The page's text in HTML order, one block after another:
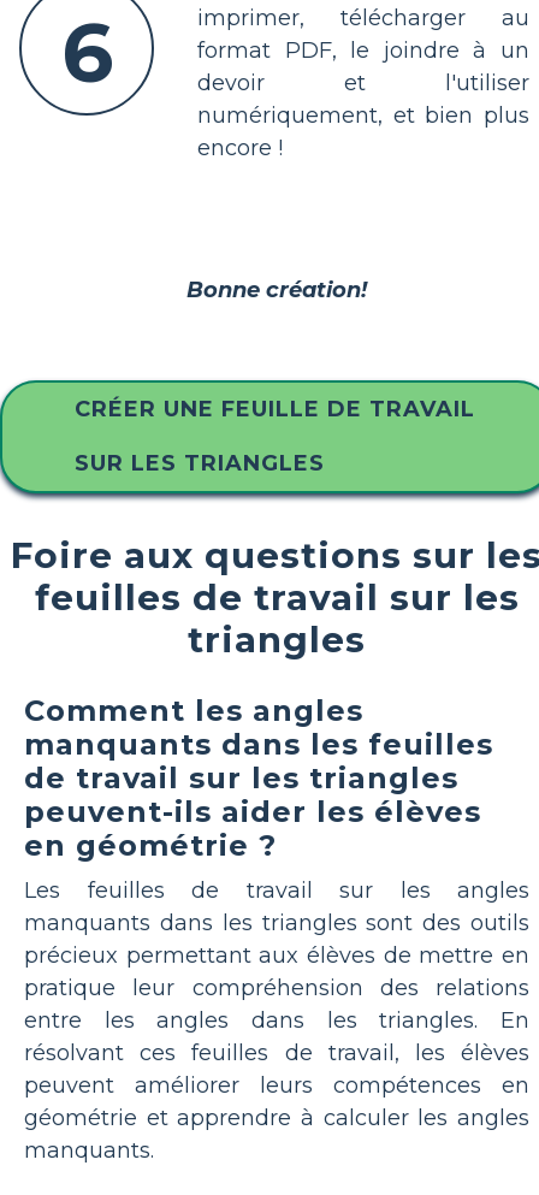
6
imprimer, télécharger au
format PDF, le joindre à un
devoir et l'utiliser
numériquement, et bien plus
encore !
Bonne création!
CRÉER UNE FEUILLE DE TRAVAIL
SUR LES TRIANGLES
Foire aux questions sur
feuilles de travail sur les
triangles
Comment les angles
manquants dans les feuilles
de travail sur les triangles
peuvent-ils aider les élèves
en géométrie ?
Les feuilles de travail sur les angles
manquants dans les triangles sont des outils
précieux permettant aux élèves de mettre en
pratique leur compréhension des relations
entre les angles dans les triangles. En
résolvant ces feuilles de travail, les élèves
peuvent améliorer leurs compétences en
géométrie et apprendre à calculer les angles
manquants.